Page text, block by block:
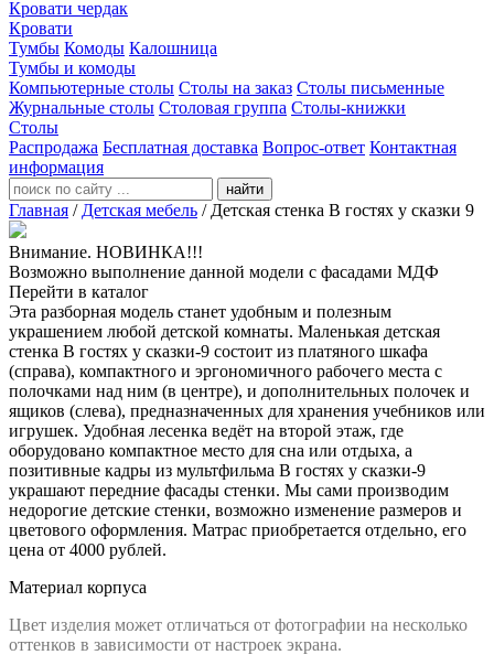
Кровати чердак
Кровати
Тумбы Комоды Калошница
Тумбы и комоды
Компьютерные столы Столы на заказ Столы письменные
Журнальные столы Столовая группа Столы-книжки
Столы
Распродажа Бесплатная доставка Вопрос-ответ Контактная
информация
найти
Главная / Детская мебель / Детская стенка В гостях у сказки 9
Внимание. НОВИНКА!!!
Возможно выполнение данной модели с фасадами МДФ
Перейти в каталог
Эта разборная модель станет удобным и полезным
украшением любой детской комнаты. Маленькая детская
стенка В гостях у сказки-9 состоит из платяного шкафа
(справа), компактного и эргономичного рабочего места с
полочками над ним (в центре), и дополнительных полочек и
ящиков (слева), предназначенных для хранения учебников или
игрушек. Удобная лесенка ведёт на второй этаж, где
оборудовано компактное место для сна или отдыха, а
позитивные кадры из мультфильма В гостях у сказки-9
украшают передние фасады стенки. Мы сами производим
недорогие детские стенки, возможно изменение размеров и
цветового оформления. Матрас приобретается отдельно, его
цена от 4000 рублей.
Материал корпуса
Цвет изделия может отличаться от фотографии на несколько
оттенков в зависимости от настроек экрана.